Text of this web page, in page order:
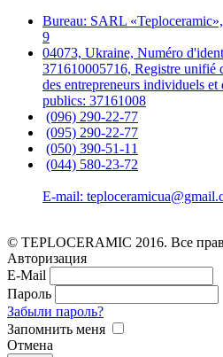
Bureau: SARL
9
04073, Ukraine, Numéro
371610005716, Registre unifié
des entrepreneurs individuels et
publics: 37161008
(096) 290-22-77
(095) 290-22-77
(050) 390-51-11
(044) 580-23-72
E-mail:
© TEPLOCERAMIC 2016. Все
Авторизация
E-Mail
Пароль
Забыли пароль?
Запомнить меня
Отмена